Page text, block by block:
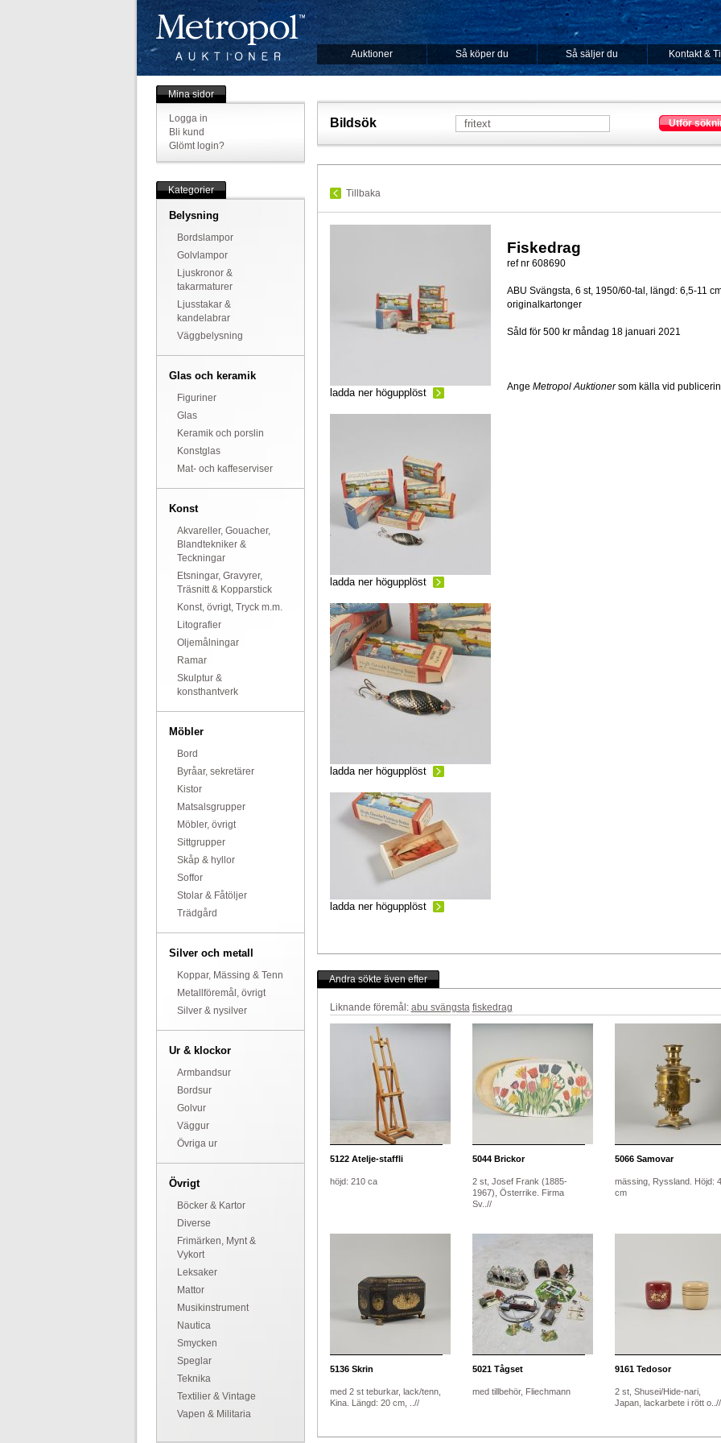
Auktioner Så köper du Så säljer du Kontakt &
Mina sidor
Logga in
Bli kund
Glömt login?
Kategorier
Belysning
Bordslampor
Golvlampor
Ljuskronor &
takarmaturer
Ljusstakar &
kandelabrar
Väggbelysning
Glas och keramik
Figuriner
Glas
Keramik och porslin
Konstglas
Mat- och kaffeserviser
Konst
Akvareller, Gouacher,
Blandtekniker &
Teckningar
Etsningar, Gravyrer,
Träsnitt & Kopparstick
Konst, övrigt, Tryck m.m.
Litografier
Oljemålningar
Ramar
Skulptur &
konsthantverk
Möbler
Bord
Byråar, sekretärer
Kistor
Matsalsgrupper
Möbler, övrigt
Sittgrupper
Skåp & hyllor
Soffor
Stolar & Fåtöljer
Trädgård
Silver och metall
Koppar, Mässing & Tenn
Metallföremål, övrigt
Silver & nysilver
Ur & klockor
Armbandsur
Bordsur
Golvur
Väggur
Övriga ur
Övrigt
Böcker & Kartor
Diverse
Frimärken, Mynt &
Vykort
Leksaker
Mattor
Musikinstrument
Nautica
Smycken
Speglar
Teknika
Textilier & Vintage
Vapen & Militaria
Bildsök Utför
Tillbaka
ladda ner högupplöst
ladda ner högupplöst
ladda ner högupplöst
ladda ner högupplöst
Fiskedrag
ref nr 608690
ABU Svängsta, 6 st, 1950/60-tal, längd: 6,5-11
originalkartonger
Såld för 500 krmåndag 18 januari 2021
Ange Metropol Auktionersom källa vid
Andra sökte även efter
Liknande föremål: abu svängsta fiskedrag
5122Atelje-staffli
höjd: 210 ca
5044Brickor
2 st, Josef Frank (1885-
1967), Österrike. Firma
Sv..//
5066Samovar
mässing, Ryssland. Höjd:
cm
5136Skrin
med 2 st teburkar, lack/tenn,
Kina. Längd: 20 cm, ..//
5021Tågset
med tillbehör, Fliechmann
9161Tedosor
2 st, Shusei/Hide-nari,
Japan, lackarbete i rött o..//